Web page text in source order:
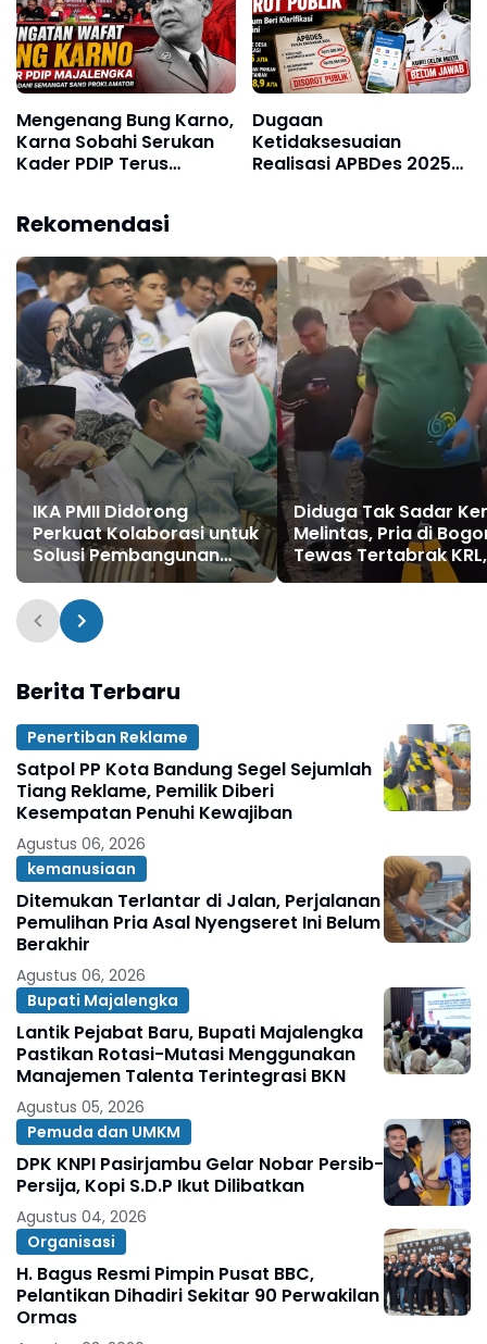
Mengenang Bung Karno,
Karna Sobahi Serukan
Kader PDIP Terus
Dugaan
Ketidaksesuaian
Realisasi APBDes 2025
Rekomendasi
IKA PMII Didorong
Perkuat Kolaborasi untuk
Solusi Pembangunan
Kabupaten Bandung
Diduga Tak Sadar
Melintas, Pria di
Tewas Tertabrak KRL,
Tubuh Korban
Berita Terbaru
Penertiban Reklame
Satpol PP Kota Bandung Segel Sejumlah
Tiang Reklame, Pemilik Diberi
Kesempatan Penuhi Kewajiban
Agustus 06, 2026
kemanusiaan
Ditemukan Terlantar di Jalan, Perjalanan
Pemulihan Pria Asal Nyengseret Ini Belum
Berakhir
Agustus 06, 2026
Bupati Majalengka
Lantik Pejabat Baru, Bupati Majalengka
Pastikan Rotasi-Mutasi Menggunakan
Manajemen Talenta Terintegrasi BKN
Agustus 05, 2026
Pemuda dan UMKM
DPK KNPI Pasirjambu Gelar Nobar Persib-
Persija, Kopi S.D.P Ikut Dilibatkan
Agustus 04, 2026
Organisasi
H. Bagus Resmi Pimpin Pusat BBC,
Pelantikan Dihadiri Sekitar 90 Perwakilan
Ormas